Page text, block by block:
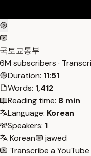
국토교통부
6M subscribers ·
Duration: 11:51
Words: 1,412
Reading time: 8 min
Language: Korean
Speakers: 1
Korean
jawed
Transcribe a